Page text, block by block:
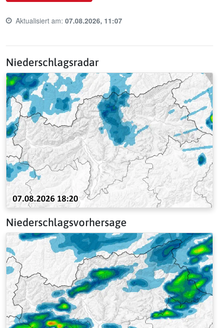
Last update time:
Aktualisiert am: 07.08.2026, 11:07
Niederschlagsradar
Niederschlagsvorhersage